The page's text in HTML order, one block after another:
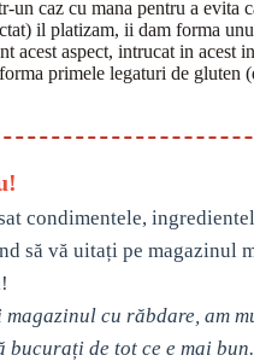
caz cu mana pentru a evita
il platizam, ii dam forma
acest aspect, intrucat in acest
primele legaturi de gluten
condimentele,
să vă uitați pe magazinul
!
magazinul cu răbdare, am
bucurați de tot ce e mai bun.